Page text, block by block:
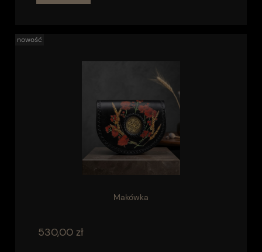
Makówka
530,00 zł
nowość